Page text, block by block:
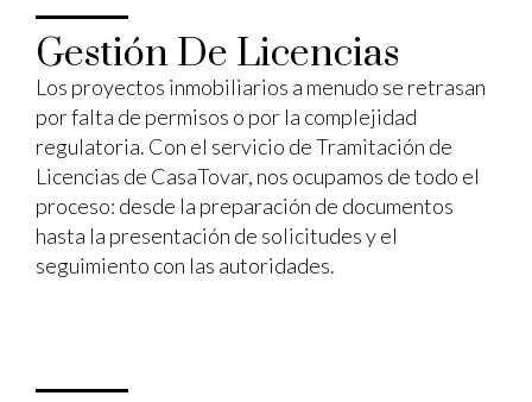
Gestión De Licencias
Los proyectos inmobiliarios a menudo se retrasan
por falta de permisos o por la complejidad
regulatoria. Con el servicio de Tramitación de
Licencias de CasaTovar, nos ocupamos de todo el
proceso: desde la preparación de documentos
hasta la presentación de solicitudes y el
seguimiento con las autoridades.